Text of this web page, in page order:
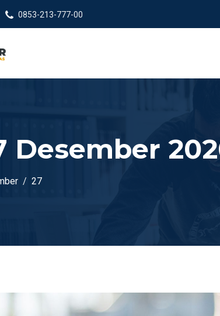
0853-213-777-00
Desember
27